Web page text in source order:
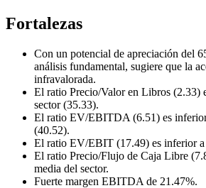
Fortalezas
Con un potencial de apreciación del
análisis fundamental, sugiere que la
infravalorada.
El ratio Precio/Valor en Libros (2.33)
sector (35.33).
El ratio EV/EBITDA (6.51) es
(40.52).
El ratio EV/EBIT (17.49) es inferior a
El ratio Precio/Flujo de Caja Libre
media del sector.
Fuerte margen EBITDA de 21.47%.